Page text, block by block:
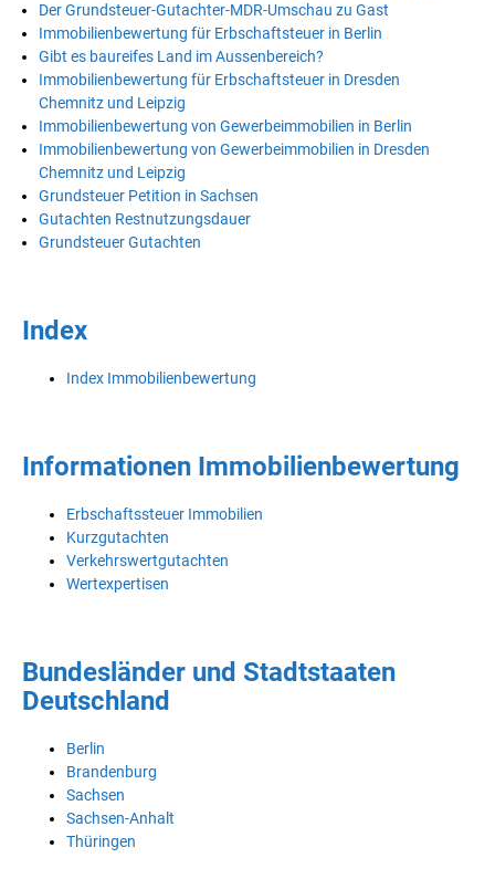
Der Grundsteuer-Gutachter-MDR-Umschau zu Gast
Immobilienbewertung für Erbschaftsteuer in Berlin
Gibt es baureifes Land im Aussenbereich?
Immobilienbewertung für Erbschaftsteuer in Dresden
Chemnitz und Leipzig
Immobilienbewertung von Gewerbeimmobilien in Berlin
Immobilienbewertung von Gewerbeimmobilien in Dresden
Chemnitz und Leipzig
Grundsteuer Petition in Sachsen
Gutachten Restnutzungsdauer
Grundsteuer Gutachten
Index
Index Immobilienbewertung
Informationen Immobilienbewertung
Erbschaftssteuer Immobilien
Kurzgutachten
Verkehrswertgutachten
Wertexpertisen
Bundesländer und Stadtstaaten
Deutschland
Berlin
Brandenburg
Sachsen
Sachsen-Anhalt
Thüringen